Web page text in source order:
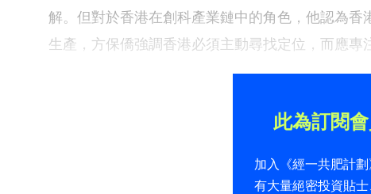
解。但對於香港在創科產業鏈中的角色，他認為
生產，方保僑強調香港必須主動尋找定位，而應專
此為訂閱
加入《經一共肥計
有大量絕密投資貼